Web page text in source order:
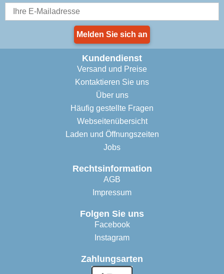
Melden Sie sich an
Kundendienst
Versand und Preise
Kontaktieren Sie uns
Über uns
Häufig gestellte Fragen
Webseitenübersicht
Laden und Öffnungszeiten
Jobs
Rechtsinformation
AGB
Impressum
Folgen Sie uns
Facebook
Instagram
Zahlungsarten